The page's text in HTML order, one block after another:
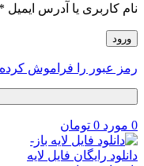
نام کاربری یا آدرس ایمیل *
ورود
رمز عبور را فراموش کرده
0 مورد 0 تومان